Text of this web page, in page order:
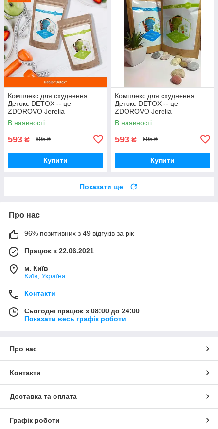
Комплекс для схуднення
Детокс DETOX -- це
ZDOROVO Jerelia
В наявності
593 ₴ 695 ₴
Купити
Комплекс для схуднення
Детокс DETOX -- це
ZDOROVO Jerelia
В наявності
593 ₴ 695 ₴
Купити
Показати ще
Про нас
96% позитивних з 49 відгуків за рік
Працює з 22.06.2021
м. Київ
Київ, Україна
Контакти
Сьогодні працює з 08:00 до 24:00
Показати весь графік роботи
Про нас
Контакти
Доставка та оплата
Графік роботи